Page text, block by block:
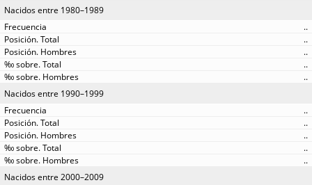
Nacidos entre 1980–1989
..
..
..
..
..
Nacidos entre 1990–1999
..
..
..
..
..
Nacidos entre 2000–2009